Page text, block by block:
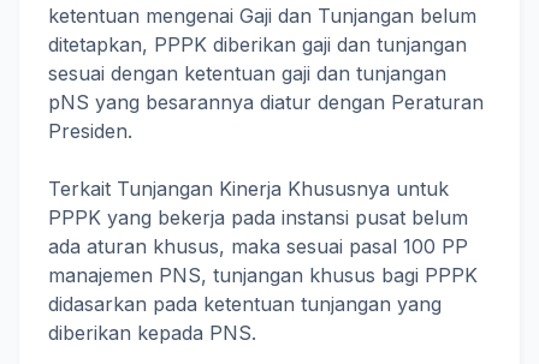
ketentuan mengenai Gaji dan Tunjangan belum
ditetapkan, PPPK diberikan gaji dan tunjangan
sesuai dengan ketentuan gaji dan tunjangan
pNS yang besarannya diatur dengan Peraturan
Presiden.
Terkait Tunjangan Kinerja Khususnya untuk
PPPK yang bekerja pada instansi pusat belum
ada aturan khusus, maka sesuai pasal 100 PP
manajemen PNS, tunjangan khusus bagi PPPK
didasarkan pada ketentuan tunjangan yang
diberikan kepada PNS.